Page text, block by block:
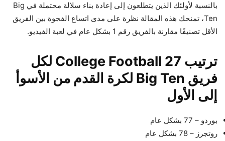
بالنسبة لأولئك الذين يتطلعون إلى إعادة بناء سلالة محتملة في Big
Ten، تمنحك هذه المقالة نظرة على مدى اتساع الفجوة بين الفريق
الأقل تصنيفًا مقارنة بالفريق رقم 1 بشكل عام في لعبة الفيديو.
ترتيب College Football 27 لكل
فريق Big Ten لكرة القدم من الأسوأ
إلى الأول
بوردو – 77 بشكل عام
روتجرز – 78 بشكل عام